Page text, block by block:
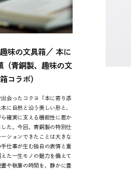
味の文具箱／ 本に
（青銅製、趣味の文
コラボ）
会ったコクヨ「本に寄り添
に自然と沿う美しい形と、
確実に支える機能性に惹か
た。今回、青銅製の特別仕
ションできたことは大きな
仕事が生む独自の表情と重
た一生モノの魅力を備えて
や執筆の時間を、静かに豊